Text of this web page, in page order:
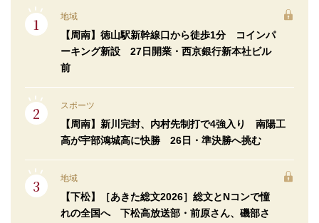
地域
【周南】徳山駅新幹線口から徒歩1分 コインパ
ーキング新設 27日開業・西京銀行新本社ビル
前
スポーツ
【周南】新川完封、内村先制打で4強入り 南陽工
高が宇部鴻城高に快勝 26日・準決勝へ挑む
地域
【下松】［あきた総文2026］総文とNコンで憧
れの全国へ 下松高放送部・前原さん、磯部さ